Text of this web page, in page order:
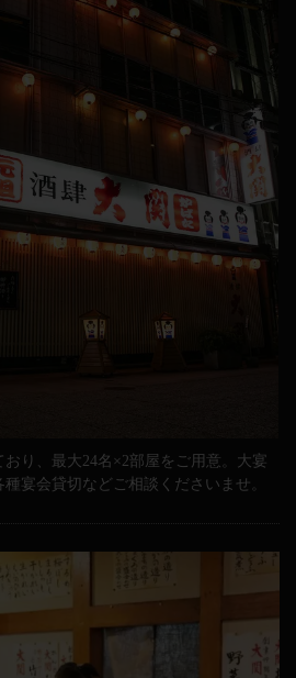
り、最大24名×2部屋をご用意。大宴
宴会貸切などご相談くださいませ。